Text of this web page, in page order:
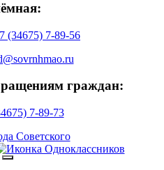
(34675) 7-89-56
граждан:
7-89-73